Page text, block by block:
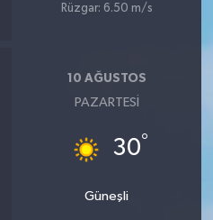
Rüzgar: 6.50 m/s
10 AĞUSTOS
PAZARTESI
30°
Güneşli